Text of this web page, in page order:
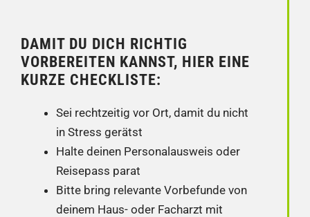
DAMIT DU DICH RICHTIG
VORBEREITEN KANNST, HIER EINE
KURZE CHECKLISTE:
Sei rechtzeitig vor Ort, damit du nicht
in Stress gerätst
Halte deinen Personalausweis oder
Reisepass parat
Bitte bring relevante Vorbefunde von
deinem Haus- oder Facharzt mit